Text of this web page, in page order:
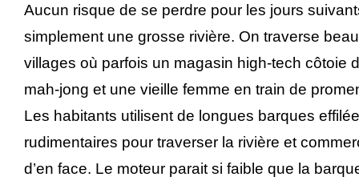
Aucun risque de se perdre pour les jours
simplement une grosse rivière. On traverse
villages où parfois un magasin high-tech côtoie
mah-jong et une vieille femme en train de
Les habitants utilisent de longues barques
rudimentaires pour traverser la rivière et
d’en face. Le moteur parait si faible que la